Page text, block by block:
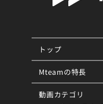
トップ
Mteamの特長
動画カテゴリ